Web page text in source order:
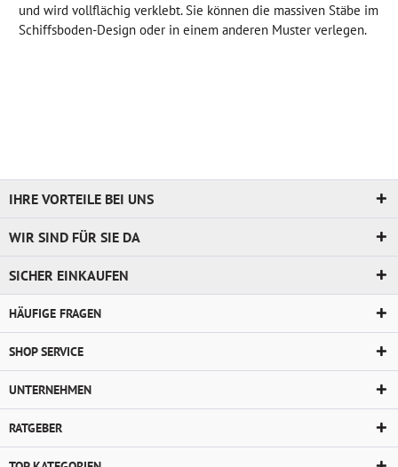
und wird vollflächig verklebt. Sie können die massiven Stäbe im
Schiffsboden-Design oder in einem anderen Muster verlegen.
IHRE VORTEILE BEI UNS
WIR SIND FÜR SIE DA
SICHER EINKAUFEN
HÄUFIGE FRAGEN
SHOP SERVICE
UNTERNEHMEN
RATGEBER